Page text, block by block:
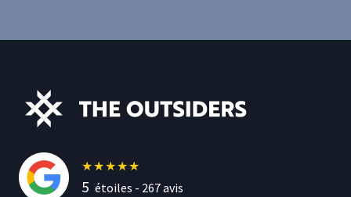
★★★★★
5 étoiles - 267avis